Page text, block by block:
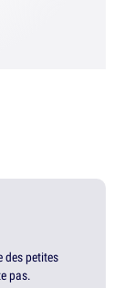
des petites
pas.